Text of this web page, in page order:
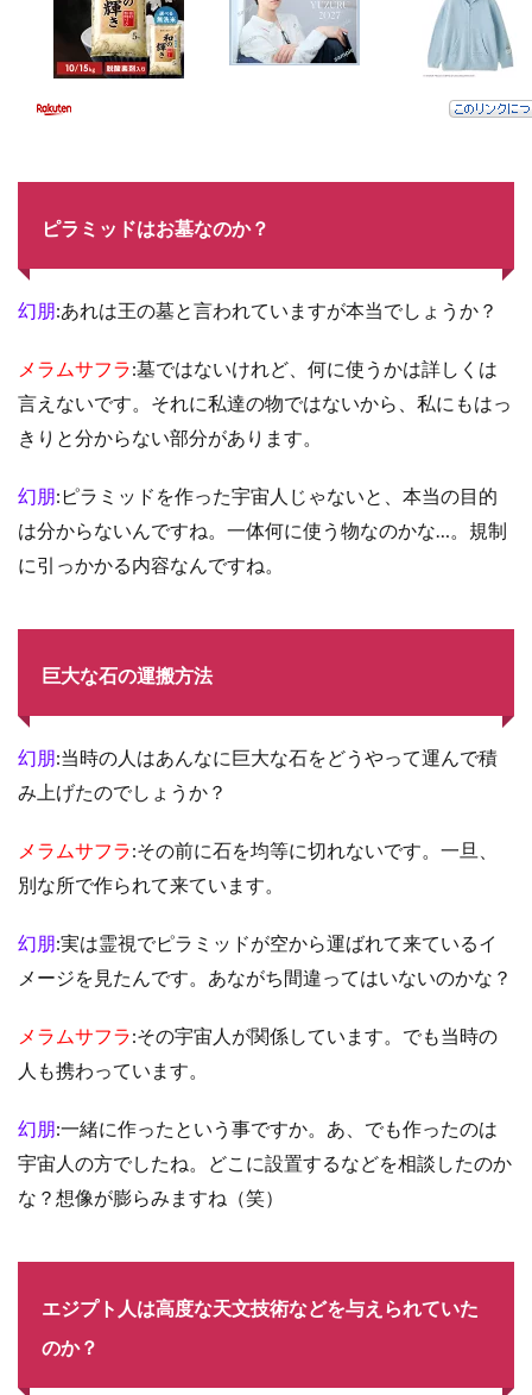
ピラミッドはお墓なのか？
幻朋:あれは王の墓と言われていますが本当でしょうか？
メラムサフラ:墓ではないけれど、何に使うかは詳しくは
言えないです。それに私達の物ではないから、私にもはっ
きりと分からない部分があります。
幻朋:ピラミッドを作った宇宙人じゃないと、本当の目的
は分からないんですね。一体何に使う物なのかな…。規制
に引っかかる内容なんですね。
巨大な石の運搬方法
幻朋:当時の人はあんなに巨大な石をどうやって運んで積
み上げたのでしょうか？
メラムサフラ:その前に石を均等に切れないです。一旦、
別な所で作られて来ています。
幻朋:実は霊視でピラミッドが空から運ばれて来ているイ
メージを見たんです。あながち間違ってはいないのかな？
メラムサフラ:その宇宙人が関係しています。でも当時の
人も携わっています。
幻朋:一緒に作ったという事ですか。あ、でも作ったのは
宇宙人の方でしたね。どこに設置するなどを相談したのか
な？想像が膨らみますね（笑）
エジプト人は高度な天文技術などを与えられていた
のか？